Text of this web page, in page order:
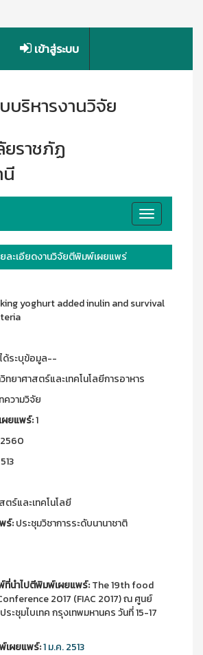
เข้าสู่ระบบ
บริหารงานวิจัย
ราชภัฏ
Toggle
navigation
ละเอียดงานวิจัยตีพิมพ์เผยแพร่
yoghurt added inulin and survival
ด้ระบุข้อมูล--
ทยาศาสตร์และเทคโนโลยีการอาหาร
ความวิจัย
ยแพร์:1
2560
ร์และเทคโนโลยี
ร์:ประชุมวิชาการระดับนานาชาติ
นำไปตีพิมพ์เผยแพร์:The 19th food
2017 (FIAC 2017) ณ ศูนย์
ะชุมไบเทค กรุงเทพมหานคร วันที่ 15-17
เผยแพร์:1 ม.ค. 2513